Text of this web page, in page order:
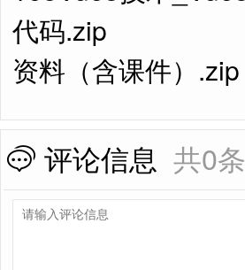
代码.zip
资料（含课件）.zip
评论信息 共0条